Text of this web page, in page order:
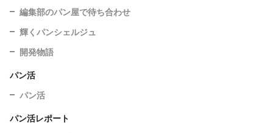
編集部のパン屋で待ち合わせ
輝くパンシェルジュ
開発物語
パン活
パン活
パン活レポート